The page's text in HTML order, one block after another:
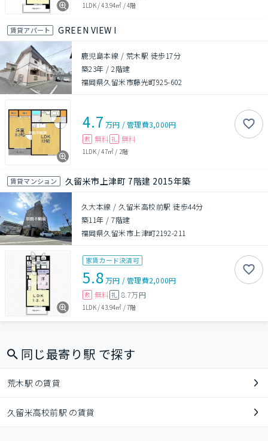
1LDK/43.94㎡ /4階
賃貸アパート GREEN VIEW I
鹿児島本線 / 荒木駅 徒歩17分
築23年 /2階建
福岡県久留米市藤光町925-602
4.7 万円 /管理費3,000円
敷 無料 礼 無料
1LDK/47㎡ / 2階
賃貸マンション 久留米市上津町 7階建 2015年築
久大本線 / 久留米高校前駅 徒歩44分
築11年 /7階建
福岡県久留米市上津町2192-211
家賃カード決済可
5.8万円 /管理費2,000円
敷 無料 礼 8.7万円
1LDK/43.94㎡ /7階
同じ最寄り駅 で探す
荒木駅 の賃貸
久留米高校前駅 の賃貸